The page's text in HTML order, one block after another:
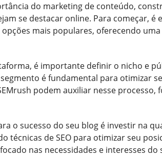
do marketing de conteúdo,
se destacar online. Para começar,
mais populares, oferecendo
é importante definir o nicho e
é fundamental para otimizar
podem auxiliar nesse
o sucesso do seu blog é investir na
técnicas de SEO para otimizar seu
nas necessidades e interesses do